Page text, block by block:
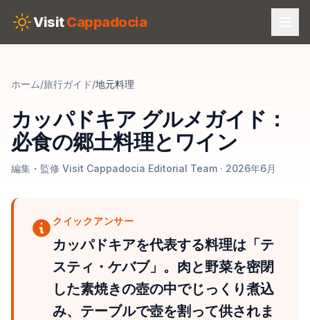
VisitCappadocia
ホーム/旅行ガイド/地元料理
カッパドキア グルメガイド：
必食の郷土料理とワイン
編集・監修 Visit Cappadocia Editorial Team · 2026年6月
クイックアンサー
カッパドキアを代表する料理は「テ
スティ・ケバブ」。肉と野菜を密閉
した素焼きの壺の中でじっくり煮込
み、テーブルで壺を割って供されま